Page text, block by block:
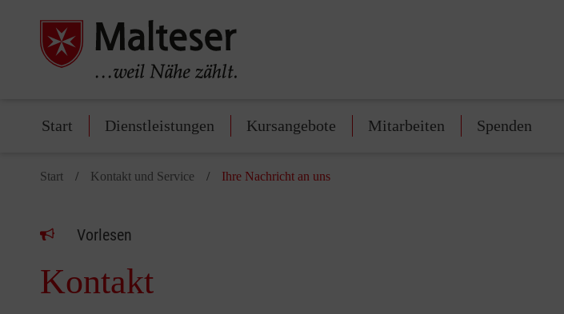
Start Dienstleistungen Kursangebote Mitarbeiten Spenden
Start Kontakt und Service Ihre Nachricht an uns
Vorlesen
Kontakt